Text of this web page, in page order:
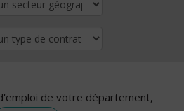
de votre département,